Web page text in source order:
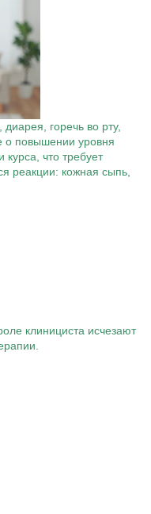
горечь во рту,
о повышении уровня
что требует
реакции: кожная сыпь,
клинициста исчезают